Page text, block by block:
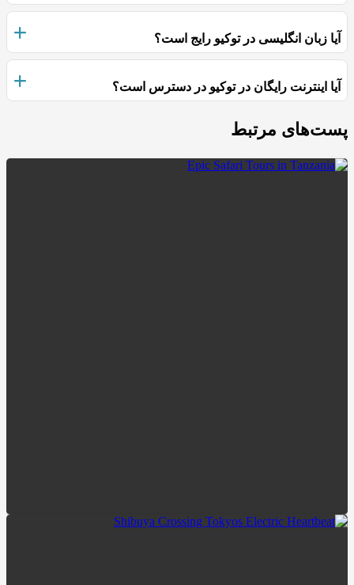
آیا زبان انگلیسی در توکیو رایج است؟
آیا اینترنت رایگان در توکیو در دسترس است؟
پست‌های مرتبط